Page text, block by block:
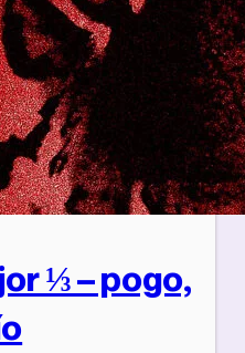
⅓ – pogo,